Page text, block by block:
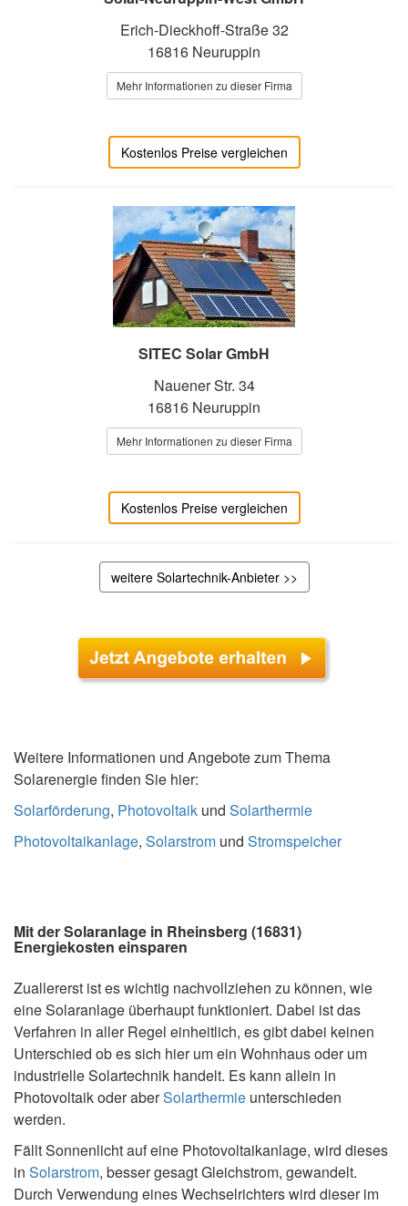
Erich-Dieckhoff-Straße 32
16816 Neuruppin
Mehr Informationen zu dieser Firma
Kostenlos Preise vergleichen
SITEC Solar GmbH
Nauener Str. 34
16816 Neuruppin
Mehr Informationen zu dieser Firma
Kostenlos Preise vergleichen
weitere Solartechnik-Anbieter >>
Weitere Informationen und Angebote zum Thema
Solarenergie finden Sie hier:
Solarförderung, Photovoltaik und Solarthermie
Photovoltaikanlage, Solarstrom und Stromspeicher
Mit der Solaranlage in Rheinsberg (16831)
Energiekosten einsparen
Zuallererst ist es wichtig nachvollziehen zu können, wie
eine Solaranlage überhaupt funktioniert. Dabei ist das
Verfahren in aller Regel einheitlich, es gibt dabei keinen
Unterschied ob es sich hier um ein Wohnhaus oder um
industrielle Solartechnik handelt. Es kann allein in
Photovoltaik oder aberSolarthermie unterschieden
werden.
Fällt Sonnenlicht auf eine Photovoltaikanlage, wird dieses
in Solarstrom, besser gesagt Gleichstrom, gewandelt.
Durch Verwendung eines Wechselrichters wird dieser im